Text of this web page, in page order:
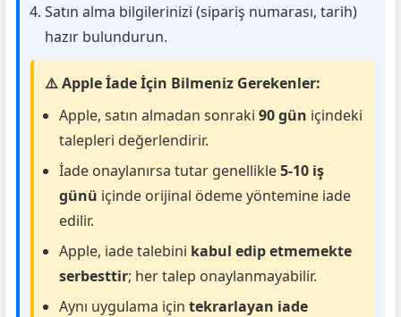
Satın alma bilgilerinizi (sipariş numarası, tarih)
hazır bulundurun.
⚠️ Apple İade İçin Bilmeniz Gerekenler:
Apple, satın almadan sonraki 90 gün içindeki
talepleri değerlendirir.
İade onaylanırsa tutar genellikle5-10 iş
günü içinde orijinal ödeme yöntemine iade
edilir.
Apple, iade talebini kabul edip etmemekte
serbesttir; her talep onaylanmayabilir.
Aynı uygulama için tekrarlayan iade